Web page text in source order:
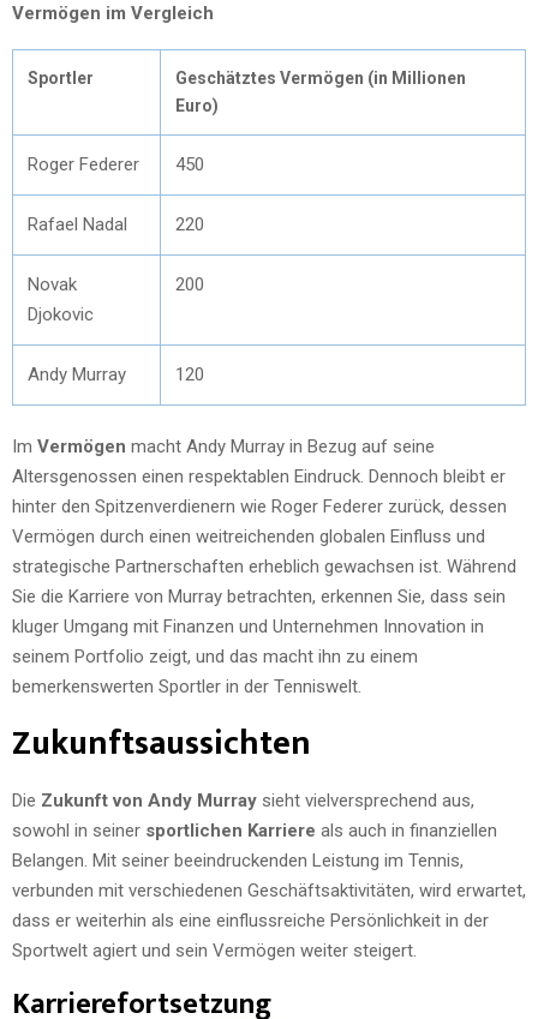
Vermögen im Vergleich
Sportler
Geschätztes Vermögen (in Millionen
Euro)
Roger Federer 450
Rafael Nadal 220
Novak
Djokovic
200
Andy Murray 120
Im Vermögen macht Andy Murray in Bezug auf seine
Altersgenossen einen respektablen Eindruck. Dennoch bleibt er
hinter den Spitzenverdienern wie Roger Federer zurück, dessen
Vermögen durch einen weitreichenden globalen Einfluss und
strategische Partnerschaften erheblich gewachsen ist. Während
Sie die Karriere von Murray betrachten, erkennen Sie, dass sein
kluger Umgang mit Finanzen und Unternehmen Innovation in
seinem Portfolio zeigt, und das macht ihn zu einem
bemerkenswerten Sportler in der Tenniswelt.
Zukunftsaussichten
Die Zukunft von Andy Murray sieht vielversprechend aus,
sowohl in seiner sportlichen Karriere als auch in finanziellen
Belangen. Mit seiner beeindruckenden Leistung im Tennis,
verbunden mit verschiedenen Geschäftsaktivitäten, wird erwartet,
dass er weiterhin als eine einflussreiche Persönlichkeit in der
Sportwelt agiert und sein Vermögen weiter steigert.
Karrierefortsetzung